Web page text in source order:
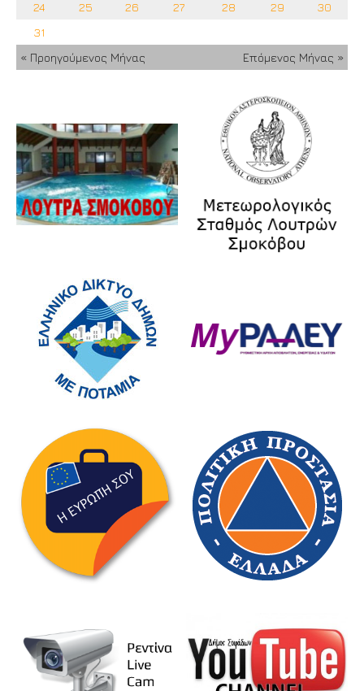
24 25 26 27 28 29
30
31
« Προηγούμενος Μήνας
Επόμενος Μήνας »